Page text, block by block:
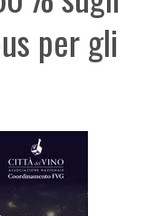
per gli